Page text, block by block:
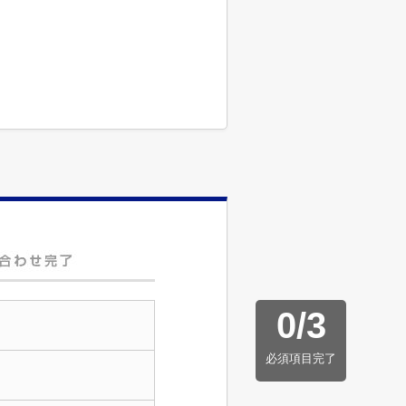
0/3
必須項目完了